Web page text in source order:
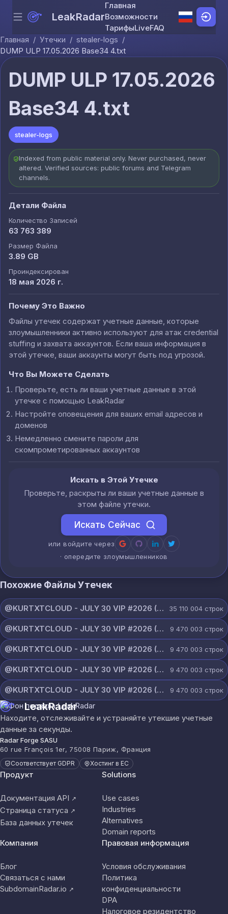
Skip to content
Menu LeakRadar
Главная
Возможности
ТарифыLiveFAQ
Главная / Утечки / stealer-logs /
DUMP ULP 17.05.2026 Base34 4.txt
DUMP ULP 17.05.2026
Base34 4.txt
stealer-logs
Indexed from public material only. Never purchased, never
altered. Verified sources: public forums and Telegram
channels.
Детали Файла
Количество Записей
63 763 389
Размер Файла
3.89 GB
Проиндексирован
18 мая 2026 г.
Почему Это Важно
Файлы утечек содержат учетные данные, которые
злоумышленники активно используют для атак credential
stuffing и захвата аккаунтов. Если ваша информация в
этой утечке, ваши аккаунты могут быть под угрозой.
Что Вы Можете Сделать
Проверьте, есть ли ваши учетные данные в этой
утечке с помощью LeakRadar
Настройте оповещения для ваших email адресов и
доменов
Немедленно смените пароли для
скомпрометированных аккаунтов
Искать в Этой Утечке
Проверьте, раскрыты ли ваши учетные данные в
этом файле утечки.
Искать Сейчас
или войдите через
· опередите злоумышленников
Похожие Файлы Утечек
@KURTXTCLOUD - JULY 30 VIP #2026 (114).txt 35 110 004 строк
@KURTXTCLOUD - JULY 30 VIP #2026 (113).txt 9 470 003 строк
@KURTXTCLOUD - JULY 30 VIP #2026 (112).txt 9 470 003 строк
@KURTXTCLOUD - JULY 30 VIP #2026 (111).txt 9 470 003 строк
@KURTXTCLOUD - JULY 30 VIP #2026 (110).txt 9 470 003 строк
LeakRadar
Находите, отслеживайте и устраняйте утекшие учетные
данные за секунды.
Radar Forge SASU
60 rue François 1er, 75008 Париж, Франция
Соответствует GDPR Хостинг в ЕС
Продукт
Документация API ↗
Страница статуса ↗
База данных утечек
Solutions
Use cases
Industries
Alternatives
Domain reports
Компания
Блог
Связаться с нами
SubdomainRadar.io ↗
Правовая информация
Условия обслуживания
Политика
конфиденциальности
DPA
Налоговое резидентство